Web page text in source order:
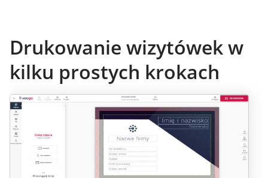
Drukowanie wizytówek w
kilku prostych krokach